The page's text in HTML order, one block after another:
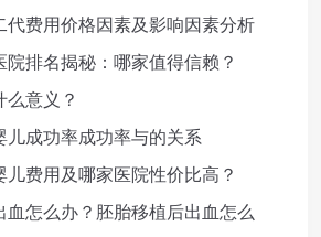
代费用价格因素及影响因素分析
排名揭秘：哪家值得信赖？
意义？
儿成功率成功率与的关系
费用及哪家医院性价比高？
血怎么办？胚胎移植后出血怎么